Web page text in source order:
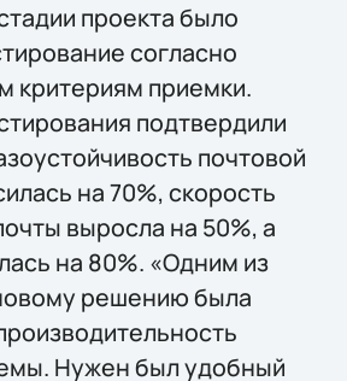
проекта было
согласно
критериям приемки.
подтвердили
почтовой
на 70%, скорость
выросла на 50%, a
на 80%. «Одним из
решению была
Нужен был удобный